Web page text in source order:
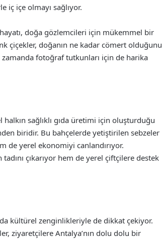
iç içe olmayı sağlıyor.
doğa gözlemcileri için mükemmel bir
çiçekler, doğanın ne kadar cömert olduğunu
fotoğraf tutkunları için de harika
halkın sağlıklı gıda üretimi için oluşturduğu
biridir. Bu bahçelerde yetiştirilen sebzeler
de yerel ekonomiyi canlandırıyor.
çıkarıyor hem de yerel çiftçilere destek
kültürel zenginlikleriyle de dikkat çekiyor.
ziyaretçilere Antalya’nın dolu dolu bir